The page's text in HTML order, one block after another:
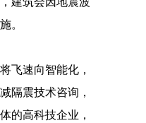
。
飞速向智能化，
隔震技术咨询，
的高科技企业，